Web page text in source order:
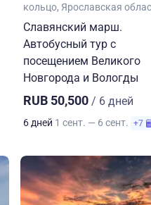
кольцо Ярославская
Славянский марш.
Автобусный тур с
посещением Великого
Новгорода и Вологды
RUB 50,500 / 6 дней
6 дней 1 сент. — 6 сент. +7